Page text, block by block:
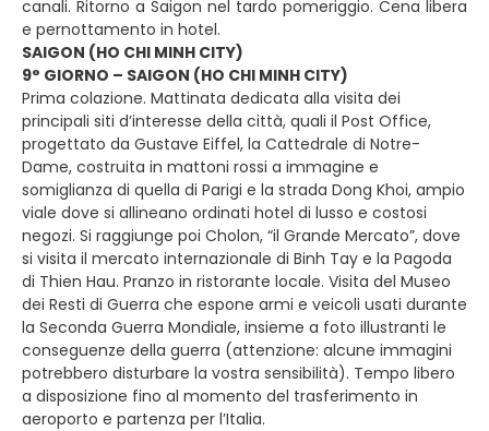
canali. Ritorno a Saigon nel tardo pomeriggio. Cena libera
e pernottamento in hotel.
SAIGON (HO CHI MINH CITY)
9° GIORNO – SAIGON (HO CHI MINH CITY)
Prima colazione. Mattinata dedicata alla visita dei
principali siti d’interesse della città, quali il Post Office,
progettato da Gustave Eiffel, la Cattedrale di Notre-
Dame, costruita in mattoni rossi a immagine e
somiglianza di quella di Parigi e la strada Dong Khoi, ampio
viale dove si allineano ordinati hotel di lusso e costosi
negozi. Si raggiunge poi Cholon, “il Grande Mercato”, dove
si visita il mercato internazionale di Binh Tay e la Pagoda
di Thien Hau. Pranzo in ristorante locale. Visita del Museo
dei Resti di Guerra che espone armi e veicoli usati durante
la Seconda Guerra Mondiale, insieme a foto illustranti le
conseguenze della guerra (attenzione: alcune immagini
potrebbero disturbare la vostra sensibilità). Tempo libero
a disposizione fino al momento del trasferimento in
aeroporto e partenza per l’Italia.